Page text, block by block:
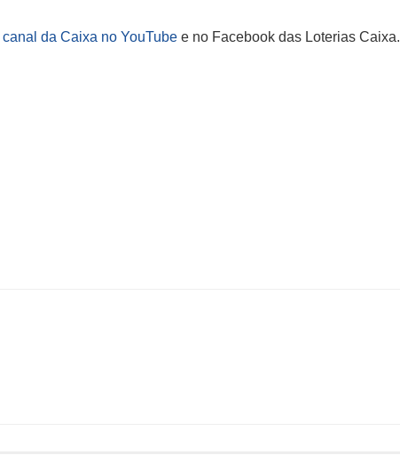
canal da Caixa no YouTube e no Facebook das Loterias Caixa.